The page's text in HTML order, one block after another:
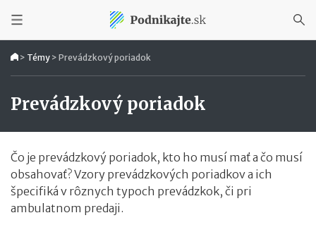
> Témy > Prevádzkový poriadok
Prevádzkový poriadok
Čo je prevádzkový poriadok, kto ho musí mať a čo musí
obsahovať? Vzory prevádzkových poriadkov a ich
špecifiká v rôznych typoch prevádzkok, či pri
ambulatnom predaji.